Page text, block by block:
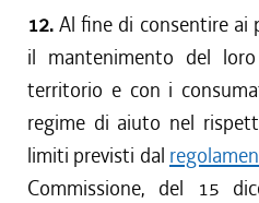
12.Al fine di consentire ai
il mantenimento del
territorio e con i
regime di aiuto nel
limiti previsti dal
Commissione, del 15